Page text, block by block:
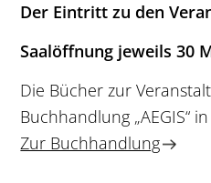
Der Eintritt zu den
Saalöffnung jeweils 30
Die Bücher zur
Buchhandlung „AEGIS“
Zur Buchhandlung